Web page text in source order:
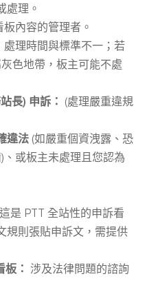
處理。
內容的管理者。
處理時間與標準不一；若
色地帶，板主可能不處
長) 申訴： (處理嚴重違規
違法 (如嚴重個資洩露、恐
、或板主未處理且您認為
這是 PTT 全站性的申訴看
規則張貼申訴文，需提供
板： 涉及法律問題的諮詢